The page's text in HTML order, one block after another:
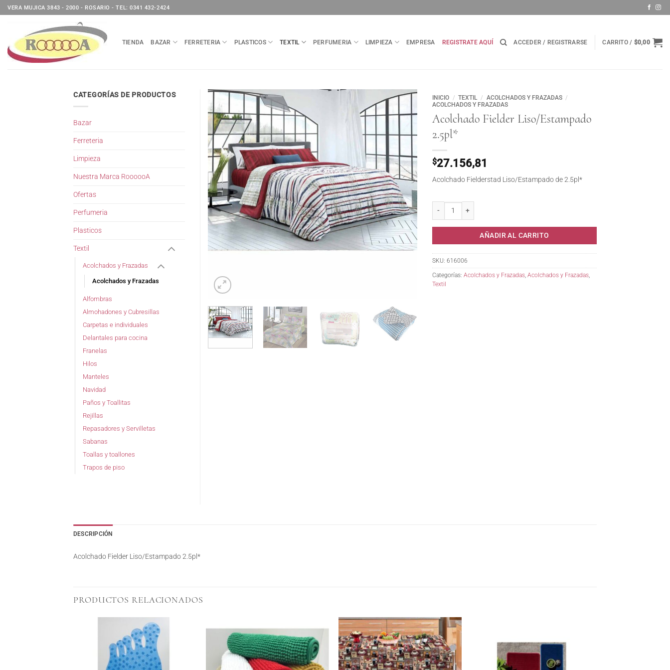
Saltar
al
VERA MUJICA 3843 - 2000 - ROSARIO - TEL: 0341 432-2424
TIENDA BAZAR FERRETERIA PLASTICOS TEXTIL PERFUMERIA LIMPIEZA EMPRESA REGISTRATE AQUÍ ACCEDER / REGISTRARSE CARRITO / $0,00
INICIO / TEXTIL / ACOLCHADOS Y FRAZADAS /
ACOLCHADOS Y FRAZADAS
Acolchado Fielder Liso/Estampado
2.5pl*
$27.156,81
Acolchado Fielderstad Liso/Estampado de 2.5pl*
AÑADIR AL CARRITO
SKU: 616006
Categorías: Acolchados y Frazadas, Acolchados y Frazadas,
Textil
CATEGORÍAS DE PRODUCTOS
Bazar
Ferreteria
Limpieza
Nuestra Marca RoooooA
Ofertas
Perfumeria
Plasticos
Textil
Acolchados y Frazadas
Acolchados y Frazadas
Alfombras
Almohadones y Cubresillas
Carpetas e individuales
Delantales para cocina
Franelas
Hilos
Manteles
Navidad
Paños y Toallitas
Rejillas
Repasadores y Servilletas
Sabanas
Toallas y toallones
Trapos de piso
DESCRIPCIÓN
Acolchado Fielder Liso/Estampado 2.5pl*
PRODUCTOS RELACIONADOS